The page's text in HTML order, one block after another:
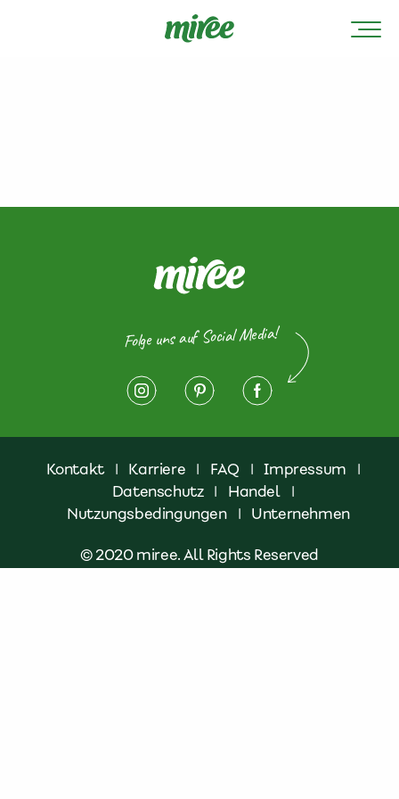
Folge uns auf Social Media!
Kontakt | Karriere | FAQ | Impressum
|
Datenschutz | Handel
|
Nutzungsbedingungen
| Unternehmen
© 2020 miree. All Rights Reserved